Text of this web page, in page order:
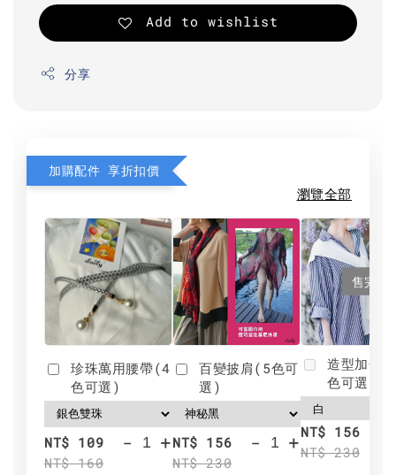
Add to wishlist
分享
加購配件 享折扣價
瀏覽全部
珍珠萬用腰帶(4
色可選)
NT$ 109
NT$ 160
- +
百變披肩(5色可
選)
NT$ 156
NT$ 230
- +
售完
造型加分
色可選)
NT$ 156
NT$ 230